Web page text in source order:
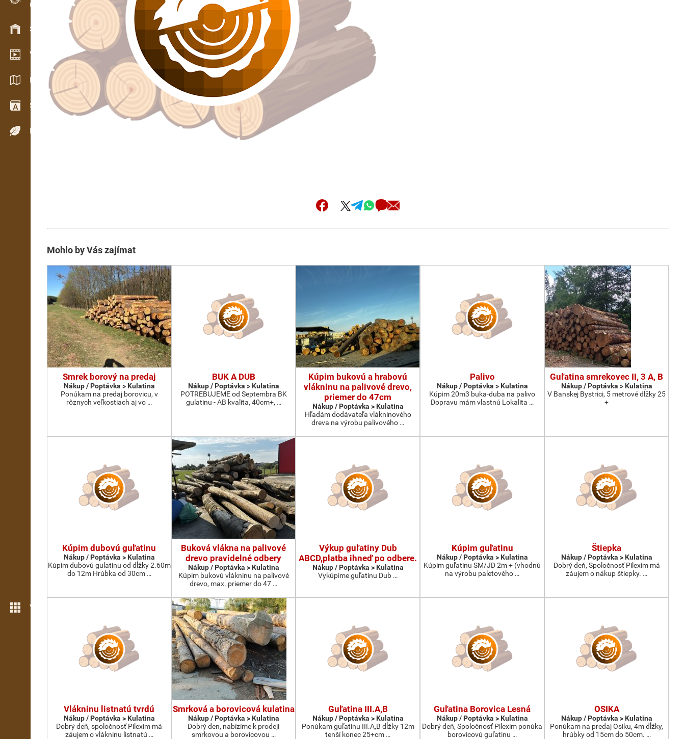
Evidence dřeva v terénu
Skladové hospodářství
Video showroom
Katalogy / Brožury
Slovník
Dřeviny
Více možností
Mohlo by Vás zajímat
Smrek borový na predaj
Nákup / Poptávka > Kulatina
Ponúkam na predaj borovicu, v
rôznych veľkostiach aj vo …
BUK A DUB
Nákup / Poptávka > Kulatina
POTREBUJEME od Septembra BK
gulatinu - AB kvalita, 40cm+, …
Kúpim bukovú a hrabovú
vlákninu na palivové drevo,
priemer do 47cm
Nákup / Poptávka > Kulatina
Hľadám dodávateľa vlákninového
dreva na výrobu palivového …
Palivo
Nákup / Poptávka > Kulatina
Kúpim 20m3 buka-duba na palivo
Dopravu mám vlastnú Lokalita …
Guľatina smrekovec II, 3 A, B
Nákup / Poptávka > Kulatina
V Banskej Bystrici, 5 metrové dĺžky 25
+
Kúpim dubovú guľatinu
Nákup / Poptávka > Kulatina
Kúpim dubovú gulatinu od dĺžky 2.60m
do 12m Hrúbka od 30cm …
Buková vlákna na palivové
drevo pravidelné odbery
Nákup / Poptávka > Kulatina
Kúpim bukovú vlákninu na palivové
drevo, max. priemer do 47 …
Výkup guľatiny Dub
ABCD,platba ihneď po odbere.
Nákup / Poptávka > Kulatina
Vykúpime guľatinu Dub …
Kúpim guľatinu
Nákup / Poptávka > Kulatina
Kúpim guľatinu SM/JD 2m + (vhodnú
na výrobu paletového …
Štiepka
Nákup / Poptávka > Kulatina
Dobrý deň, Spoločnosť Pilexim má
záujem o nákup štiepky. …
Vlákninu listnatú tvrdú
Nákup / Poptávka > Kulatina
Dobrý deň, spoločnosť Pilexim má
záujem o vlákninu listnatú …
Smrková a borovicová kulatina
Nákup / Poptávka > Kulatina
Dobrý den, nabízíme k prodeji
smrkovou a borovicovou …
Guľatina III.A,B
Nákup / Poptávka > Kulatina
Ponúkam guľatinu III.A,B dĺžky 12m
tenší konec 25+cm …
Guľatina Borovica Lesná
Nákup / Poptávka > Kulatina
Dobrý deň, Spoločnosť Pilexim ponúka
borovicovú guľatinu …
OSIKA
Nákup / Poptávka > Kulatina
Ponúkam na predaj Osiku, 4m dĺžky,
hrúbky od 15cm do 50cm. …